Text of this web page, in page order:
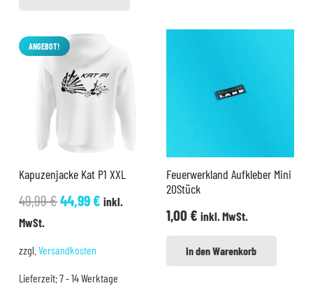
ANGEBOT!
Kapuzenjacke Kat P1 XXL
49,99€Ursprünglicher
44,99€Aktueller
inkl.
MwSt.
zzgl. Versandkosten
Lieferzeit:7 - 14 Werktage
Feuerwerkland Aufkleber Mini
20Stück
1,00€ inkl. MwSt.
In den Warenkorb